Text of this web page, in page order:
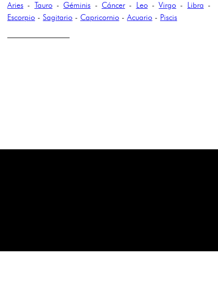
Aries - Tauro- Géminis - Cáncer- Leo-Virgo - Libra -
Escorpio - Sagitario - Capricornio - Acuario - Piscis
————————